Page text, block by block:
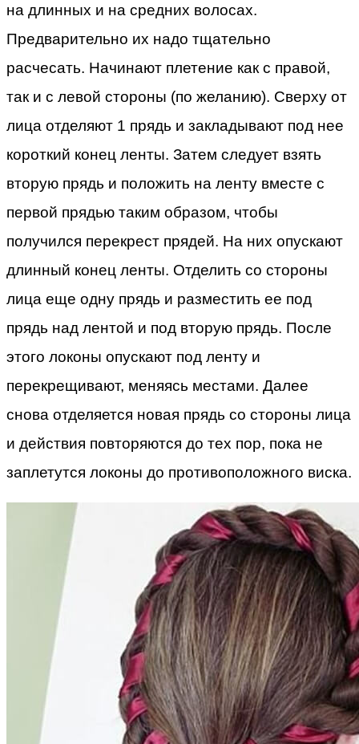
на длинных и на средних волосах.
Предварительно их надо тщательно
расчесать. Начинают плетение как с правой,
так и с левой стороны (по желанию). Сверху от
лица отделяют 1 прядь и закладывают под нее
короткий конец ленты. Затем следует взять
вторую прядь и положить на ленту вместе с
первой прядью таким образом, чтобы
получился перекрест прядей. На них опускают
длинный конец ленты. Отделить со стороны
лица еще одну прядь и разместить ее под
прядь над лентой и под вторую прядь. После
этого локоны опускают под ленту и
перекрещивают, меняясь местами. Далее
снова отделяется новая прядь со стороны лица
и действия повторяются до тех пор, пока не
заплетутся локоны до противоположного виска.